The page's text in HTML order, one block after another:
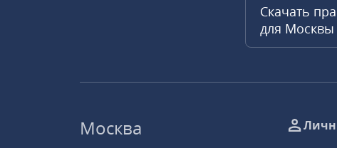
Скачать
для Москвы
Москва